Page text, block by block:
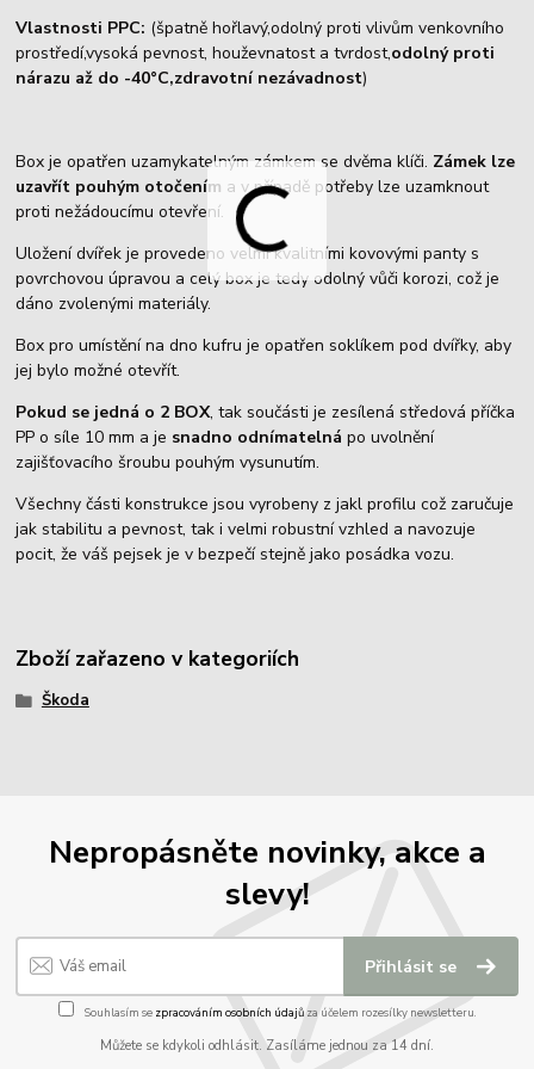
Vlastnosti PPC: (špatně hořlavý,odolný proti vlivům venkovního
prostředí,vysoká pevnost, houževnatost a tvrdost,odolný proti
nárazu až do -40°C,zdravotní nezávadnost)
Box je opatřen uzamykatelným zámkem se dvěma klíči. Zámek lze
uzavřít pouhým otočením a v případě potřeby lze uzamknout
proti nežádoucímu otevření.
Uložení dvířek je provedeno velmi kvalitními kovovými panty s
povrchovou úpravou a celý box je tedy odolný vůči korozi, což je
dáno zvolenými materiály.
Box pro umístění na dno kufru je opatřen soklíkem pod dvířky, aby
jej bylo možné otevřít.
Pokud se jedná o 2 BOX, tak součásti je zesílená středová příčka
PP o síle 10 mm a je snadno odnímatelná po uvolnění
zajišťovacího šroubu pouhým vysunutím.
Všechny části konstrukce jsou vyrobeny z jakl profilu což zaručuje
jak stabilitu a pevnost, tak i velmi robustní vzhled a navozuje
pocit, že váš pejsek je v bezpečí stejně jako posádka vozu.
Zboží zařazeno v kategoriích
Škoda
Nepropásněte novinky, akce a
slevy!
Přihlásit se
Souhlasím se zpracováním osobních údajůza účelem rozesílky newsletteru.
Můžete se kdykoli odhlásit. Zasíláme jednou za 14 dní.